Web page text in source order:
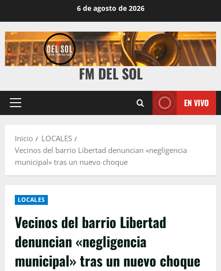
6 de agosto de 2026
FM DEL SOL
EN VIVO
Inicio
LOCALES
Vecinos del barrio Libertad denuncian «negligencia
municipal» tras un nuevo choque
LOCALES
Vecinos del barrio Libertad
denuncian «negligencia
municipal» tras un nuevo choque